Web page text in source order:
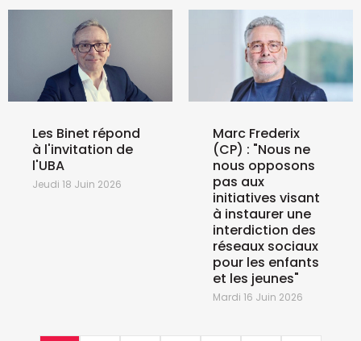
Les Binet répond
à l'invitation de
l'UBA
Jeudi 18 Juin 2026
Marc Frederix
(CP) : "Nous ne
nous opposons
pas aux
initiatives visant
à instaurer une
interdiction des
réseaux sociaux
pour les enfants
et les jeunes"
Mardi 16 Juin 2026